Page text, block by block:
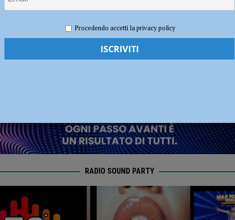
(FdI): “Verificare subito la situazione nella provincia di Piacenza”
superano già il milione e mezzo di
– AUDIO e VIDEO
RADIO SOUND PARTY
Procedendo accetti la privacy policy